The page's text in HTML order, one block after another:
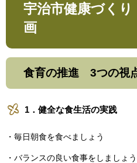
宇治市健康づくり
画
食育の推進 3つの視
1．健全な食生活の実践
・毎日朝食を食べましょう
・バランスの良い食事をしましょう